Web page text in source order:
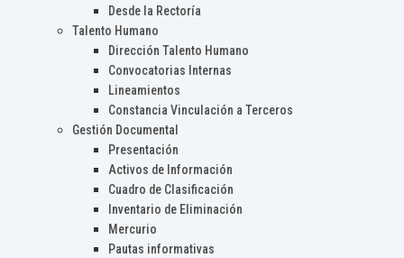
Desde la Rectoría
Talento Humano
Dirección Talento Humano
Convocatorias Internas
Lineamientos
Constancia Vinculación a Terceros
Gestión Documental
Presentación
Activos de Información
Cuadro de Clasificación
Inventario de Eliminación
Mercurio
Pautas informativas